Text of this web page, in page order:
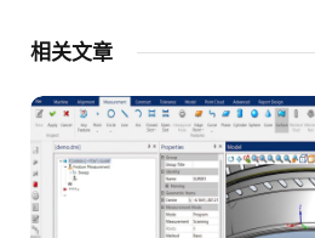
相关文章